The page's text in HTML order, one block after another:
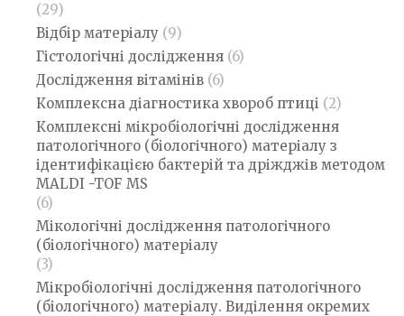
(29)
Відбір матеріалу (9)
Гістологічні дослідження (6)
Дослідження вітамінів (6)
Комплексна діагностика хвороб птиці (2)
Комплексні мікробіологічні дослідження
патологічного (біологічного) матеріалу з
ідентифікацією бактерій та дріжджів методом
MALDI -TOF MS
(6)
Мікологічні дослідження патологічного
(біологічного) матеріалу
(3)
Мікробіологічні дослідження патологічного
(біологічного) матеріалу. Виділення окремих